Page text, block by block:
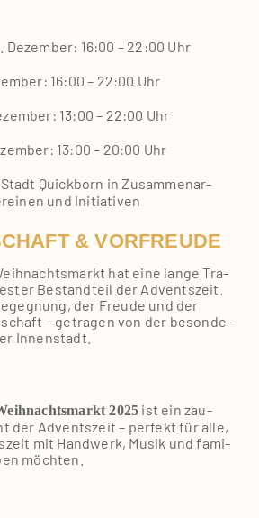
Dezem­ber: 16:00 – 22:00 Uhr
16:00 – 22:00 Uhr
13:00 – 22:00 Uhr
13:00 – 20:00 Uhr
Stadt Quick­born in Zusam­men­ar­
und Initia­ti­ven
& VORFREUDE
hat eine lan­ge Tra­
Bestand­teil der Advents­zeit.
der Freu­de und der
– getra­gen von der beson­de­
Innen­stadt.
2025 ist ein zau­
der Advents­zeit – per­fekt für alle,
mit Hand­werk, Musik und fami­
möch­ten.